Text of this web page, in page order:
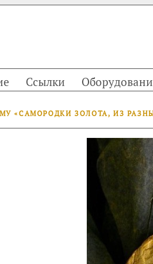
Ссылки
«САМОРОДКИ ЗОЛОТА, ИЗ